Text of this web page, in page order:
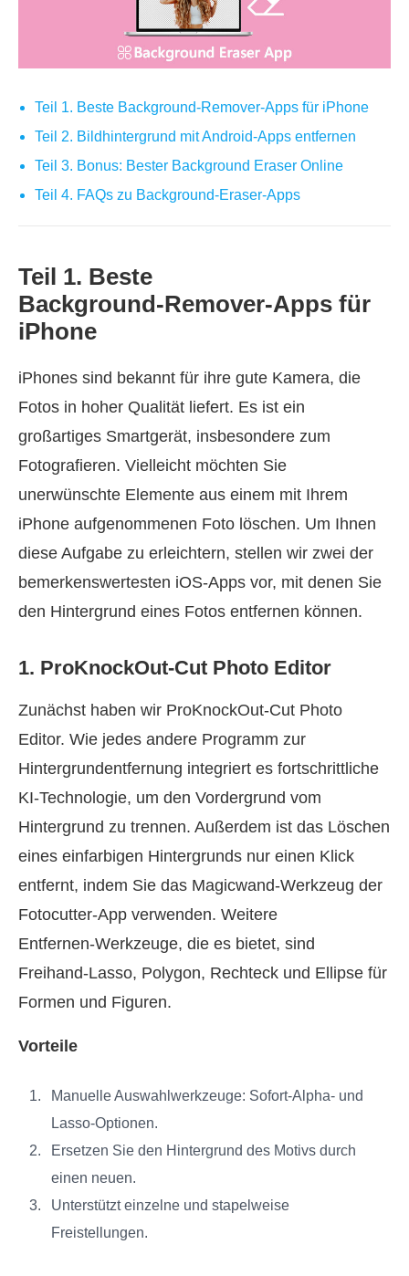
Teil 1. Beste Background‑Remover‑Apps für iPhone
Teil 2. Bildhintergrund mit Android‑Apps entfernen
Teil 3. Bonus: Bester Background Eraser Online
Teil 4. FAQs zu Background‑Eraser‑Apps
Teil 1. Beste
Background‑Remover‑Apps für
iPhone
iPhones sind bekannt für ihre gute Kamera, die
Fotos in hoher Qualität liefert. Es ist ein
großartiges Smartgerät, insbesondere zum
Fotografieren. Vielleicht möchten Sie
unerwünschte Elemente aus einem mit Ihrem
iPhone aufgenommenen Foto löschen. Um Ihnen
diese Aufgabe zu erleichtern, stellen wir zwei der
bemerkenswertesten iOS‑Apps vor, mit denen Sie
den Hintergrund eines Fotos entfernen können.
1. ProKnockOut‑Cut Photo Editor
Zunächst haben wir ProKnockOut‑Cut Photo
Editor. Wie jedes andere Programm zur
Hintergrundentfernung integriert es fortschrittliche
KI‑Technologie, um den Vordergrund vom
Hintergrund zu trennen. Außerdem ist das Löschen
eines einfarbigen Hintergrunds nur einen Klick
entfernt, indem Sie das Magicwand‑Werkzeug der
Fotocutter‑App verwenden. Weitere
Entfernen‑Werkzeuge, die es bietet, sind
Freihand‑Lasso, Polygon, Rechteck und Ellipse für
Formen und Figuren.
Vorteile
Manuelle Auswahlwerkzeuge: Sofort‑Alpha‑ und
Lasso‑Optionen.
Ersetzen Sie den Hintergrund des Motivs durch
einen neuen.
Unterstützt einzelne und stapelweise
Freistellungen.